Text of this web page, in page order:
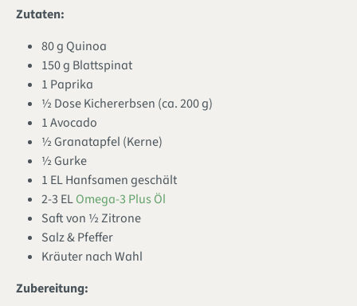
Zutaten:
80 g Quinoa
150 g Blattspinat
1 Paprika
½ Dose Kichererbsen (ca. 200 g)
1 Avocado
½ Granatapfel (Kerne)
½ Gurke
1 EL Hanfsamen geschält
2-3 ELOmega-3 Plus Öl
Saft von ½ Zitrone
Salz & Pfeffer
Kräuter nach Wahl
Zubereitung: